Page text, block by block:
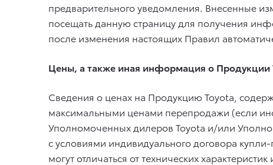
предварительного уведомления. Внесенные
посещать данную страницу для получения
после изменения настоящих Правил
Цены, а также иная информация о Продукции
Сведения о ценах на Продукцию Toyota,
максимальными ценами перепродажи (если
Уполномоченных дилеров Toyota и/или
с условиями индивидуального договора
могут отличаться от технических